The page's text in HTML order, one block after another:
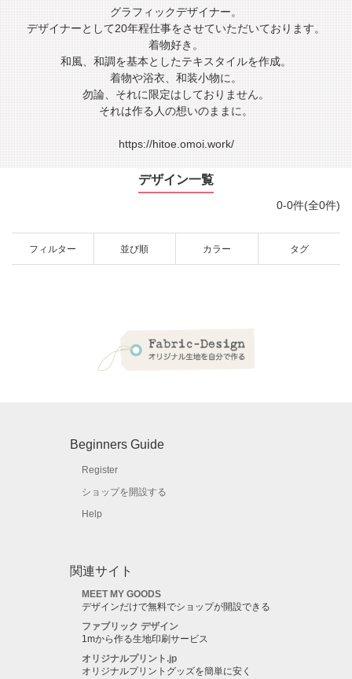
グラフィックデザイナー。
デザイナーとして20年程仕事をさせていただいております。
着物好き。
和風、和調を基本としたテキスタイルを作成。
着物や浴衣、和装小物に。
勿論、それに限定はしておりません。
それは作る人の想いのままに。
https://hitoe.omoi.work/
デザイン一覧
0-0件(全0件)
フィルター 並び順 カラー タグ
Beginners Guide
Register
ショップを開設する
Help
関連サイト
MEET MY GOODS
デザインだけで無料でショップが開設できる
ファブリック デザイン
1mから作る生地印刷サービス
オリジナルプリント.jp
オリジナルプリントグッズを簡単に安く